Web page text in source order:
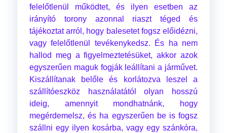
felelőtlenül működtet, és ilyen esetben az
irányító torony azonnal riaszt téged és
tájékoztat arról, hogy balesetet fogsz előidézni,
vagy felelőtlenül tevékenykedsz. És ha nem
hallod meg a figyelmeztetésüket, akkor azok
egyszerűen maguk fogják leállítani a járművet.
Kiszállítanak belőle és korlátozva leszel a
szállítóeszköz használatától olyan hosszú
ideig, amennyit mondhatnánk, hogy
megérdemelsz, és ha egyszerűen be is fogsz
szállni egy ilyen kosárba, vagy egy szánkóra,